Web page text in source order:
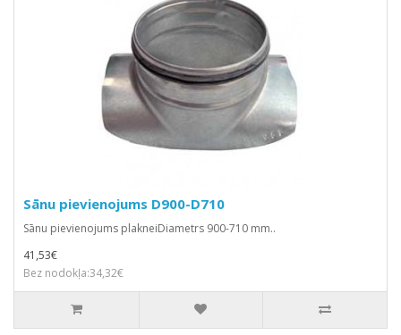
Sānu pievienojums D900-D710
Sānu pievienojums plakneiDiametrs 900-710 mm..
41,53€
Bez nodokļa:34,32€